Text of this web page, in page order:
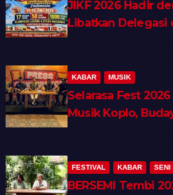
JIKF 2026 Hadir
Libatkan Delegasi
KABAR MUSIK
Selarasa Fest
Musik Koplo,
FESTIVAL KABAR SENI
BERSEMI Tembi